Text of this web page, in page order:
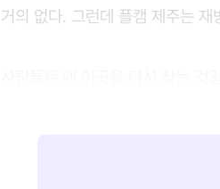
거의 없다. 그런데 플캠 제주는